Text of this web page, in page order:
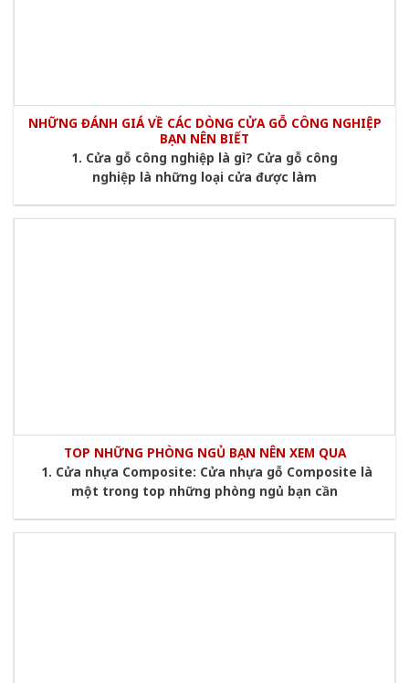
NHỮNG ĐÁNH GIÁ VỀ CÁC DÒNG CỬA GỖ CÔNG NGHIỆP
BẠN NÊN BIẾT
1. Cửa gỗ công nghiệp là gì? Cửa gỗ công
nghiệp là những loại cửa được làm
TOP NHỮNG PHÒNG NGỦ BẠN NÊN XEM QUA
1. Cửa nhựa Composite: Cửa nhựa gỗ Composite là
một trong top những phòng ngủ bạn cần